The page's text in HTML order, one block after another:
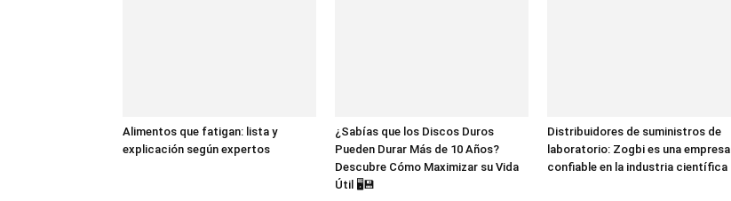
Alimentos que fatigan: lista y
explicación según expertos
¿Sabías que los Discos Duros
Pueden Durar Más de 10 Años?
Descubre Cómo Maximizar su Vida
Útil 🖥️💾
Distribuidores de suministros de
laboratorio: Zogbi es una empresa
confiable en la industria científica